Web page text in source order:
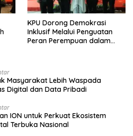
KPU Dorong Demokrasi
Inklusif Melalui Penguatan
Peran Perempuan dalam
Masyarakat Lebih Waspada
Digital dan Data Pribadi
ION untuk Perkuat Ekosistem
Terbuka Nasional